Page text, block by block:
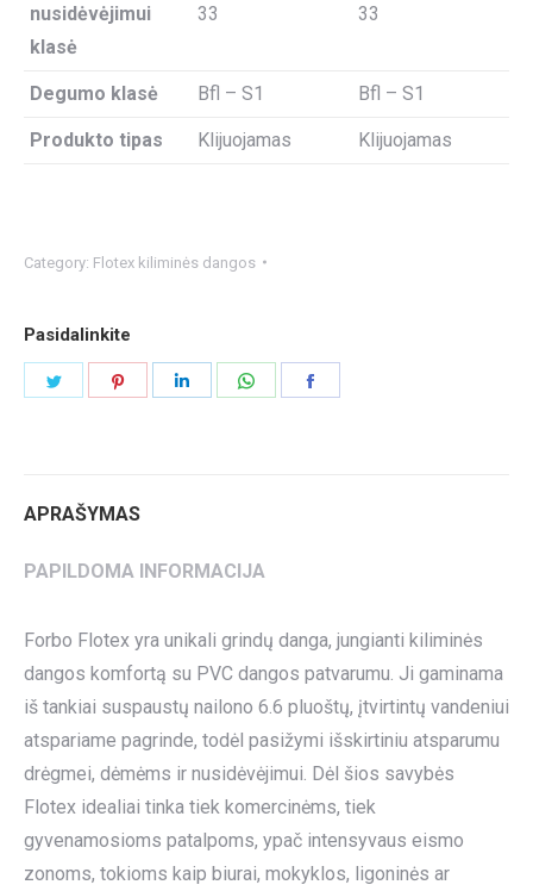
nusidėvėjimui
klasė
33 33
Degumo klasė Bfl – S1 Bfl – S1
Produkto tipas Klijuojamas Klijuojamas
Category: Flotex kiliminės dangos
Pasidalinkite
APRAŠYMAS
PAPILDOMA INFORMACIJA
Forbo Flotex yra unikali grindų danga, jungianti kiliminės
dangos komfortą su PVC dangos patvarumu. Ji gaminama
iš tankiai suspaustų nailono 6.6 pluoštų, įtvirtintų vandeniui
atspariame pagrinde, todėl pasižymi išskirtiniu atsparumu
drėgmei, dėmėms ir nusidėvėjimui. Dėl šios savybės
Flotex idealiai tinka tiek komercinėms, tiek
gyvenamosioms patalpoms, ypač intensyvaus eismo
zonoms, tokioms kaip biurai, mokyklos, ligoninės ar